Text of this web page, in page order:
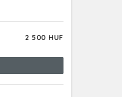
2 500 HUF